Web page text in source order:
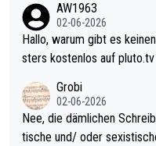
Allerdings ist Mitchell Lawrie als Nummer 1 der Welt eh
ziert. Somit ändert die
sters erstmal nichts. Ich denke sie wollen damit für nächstes J
ohl wenig WDF Turniere
es Jahr der Fall. Er
den Qualifier und ich
AW1963
02-06-2026
Hallo, warum gibt es keinen Hinweis, dass die Nordic Darts Ma
sters kostenlos auf
Grobi
02-06-2026
Nee, die dämlichen
tische und/ oder